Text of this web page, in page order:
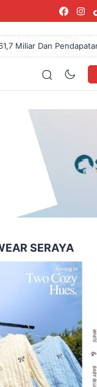
Miliar Dan
SPPG Karangturi
Donasi Rp36,57
Ke XXXV Di Makassar
SERAYA